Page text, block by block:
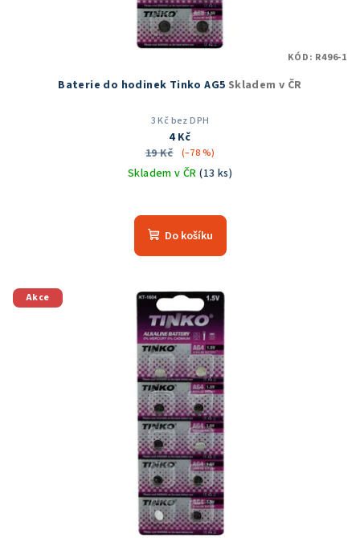
Baterie do hodinek Tinko AG5 Skladem v ČR
3 Kč bez DPH
4 Kč
19 Kč
(–78 %)
Skladem v ČR(13 ks)
Do košíku
KÓD: R496-1
Akce